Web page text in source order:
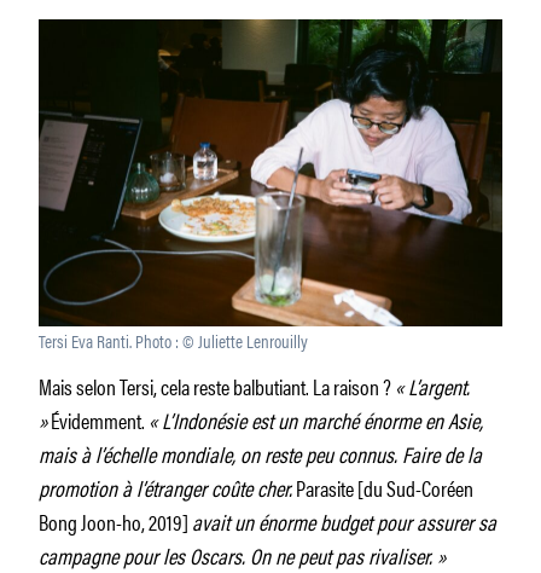
Tersi Eva Ranti. Photo : © Juliette Lenrouilly
Mais selon Tersi, cela reste balbutiant. La raison ?« L’argent.
»Évidemment. « L’Indonésie est un marché énorme en Asie,
mais à l’échelle mondiale, on reste peu connus. Faire de la
promotion à l’étranger coûte cher.Parasite [du Sud-Coréen
Bong Joon-ho, 2019]avait un énorme budget pour assurer sa
campagne pour les Oscars. On ne peut pas rivaliser. »